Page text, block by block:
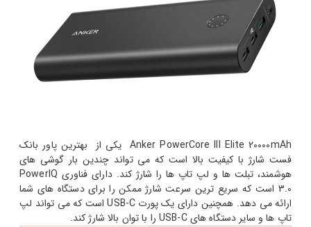
Anker PowerCore III Elite 20000mAh یکی از بهترین پاور بانک
فست شارژ با کیفیت بالا است که می تواند چندین بار گوشی های
هوشمند، تبلت ها و لپ تاپ ها را شارژ کند. دارای فناوری PowerIQ
3.0 است که سریع ترین سرعت شارژ ممکن را برای دستگاه های شما
ارائه می دهد. همچنین دارای یک پورت USB-C است که می تواند لپ
تاپ ها و سایر دستگاه های USB-C را با توان بالا شارژ کند.